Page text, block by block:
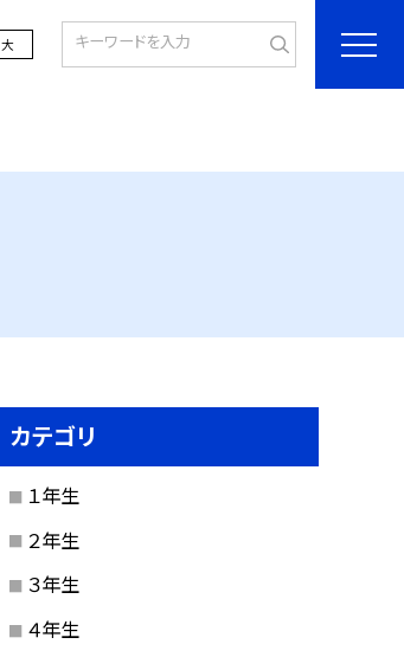
大
カテゴリ
１年生
２年生
３年生
４年生